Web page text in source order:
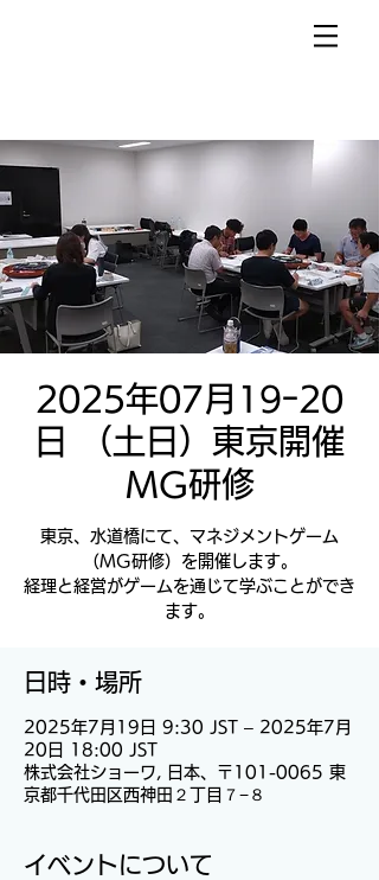
2025年07月19ｰ20
日 （土日）東京開催
MG研修
東京、水道橋にて、マネジメントゲーム
（MG研修）を開催します。
経理と経営がゲームを通じて学ぶことができ
ます。
日時・場所
2025年7月19日 9:30 JST – 2025年7月
20日 18:00 JST
株式会社ショーワ, 日本、〒101-0065 東
京都千代田区西神田２丁目７−８
イベントについて